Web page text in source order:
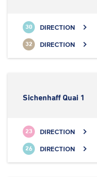
30 DIRECTION
32 DIRECTION
Sichenhaff Quai 1
23 DIRECTION
26 DIRECTION